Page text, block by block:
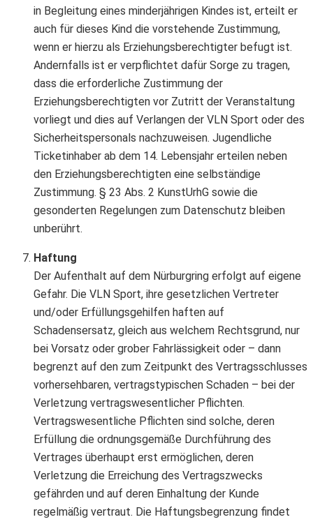
in Begleitung eines minderjährigen Kindes ist, erteilt er
auch für dieses Kind die vorstehende Zustimmung,
wenn er hierzu als Erziehungsberechtigter befugt ist.
Andernfalls ist er verpflichtet dafür Sorge zu tragen,
dass die erforderliche Zustimmung der
Erziehungsberechtigten vor Zutritt der Veranstaltung
vorliegt und dies auf Verlangen der VLN Sport oder des
Sicherheitspersonals nachzuweisen. Jugendliche
Ticketinhaber ab dem 14. Lebensjahr erteilen neben
den Erziehungsberechtigten eine selbständige
Zustimmung. § 23 Abs. 2 KunstUrhG sowie die
gesonderten Regelungen zum Datenschutz bleiben
unberührt.
Haftung
Der Aufenthalt auf dem Nürburgring erfolgt auf eigene
Gefahr. Die VLN Sport, ihre gesetzlichen Vertreter
und/oder Erfüllungsgehilfen haften auf
Schadensersatz, gleich aus welchem Rechtsgrund, nur
bei Vorsatz oder grober Fahrlässigkeit oder – dann
begrenzt auf den zum Zeitpunkt des Vertragsschlusses
vorhersehbaren, vertragstypischen Schaden – bei der
Verletzung vertragswesentlicher Pflichten.
Vertragswesentliche Pflichten sind solche, deren
Erfüllung die ordnungsgemäße Durchführung des
Vertrages überhaupt erst ermöglichen, deren
Verletzung die Erreichung des Vertragszwecks
gefährden und auf deren Einhaltung der Kunde
regelmäßig vertraut. Die Haftungsbegrenzung findet